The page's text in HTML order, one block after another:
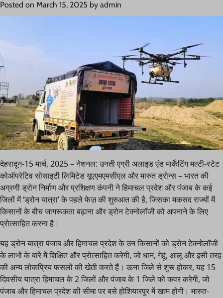
Posted on March 15, 2025 by admin
देहरादून-15 मार्च, 2025 – नेशनल: उनती एग्री अलाइड एंड मार्केटिंग मल्टी-स्टेट
कोऑपरेटिव सोसाइटी लिमिटेड यूएएमएमसीएल और मारुत ड्रोन्स – भारत की
अग्रणी ड्रोन निर्माण और प्रशिक्षण कंपनी ने हिमाचल प्रदेश और पंजाब के कई
जिलों में ‘ड्रोन यात्रा’ के पहले फेज़ की शुरुआत की है, जिसका मकसद राज्यों में
किसानों के बीच जागरूकता बढ़ाना और ड्रोन टेक्नोलॉजी को अपनाने के लिए
प्रोत्साहित करना है।
यह ड्रोन यात्रा पंजाब और हिमाचल प्रदेश के उन किसानों को ड्रोन टेक्नोलॉजी
के लाभों के बारे में शिक्षित और प्रोत्साहित करेगी, जो धान, गेहूं, आलू और इसी तरह
की अन्य लोकप्रिय फसलों की खेती करते हैं। ऊना जिले से शुरू होकर, यह 15
दिवसीय यात्रा हिमाचल के 2 जिलों और पंजाब के 1 जिले को कवर करेगी, जो
पंजाब और हिमाचल प्रदेश की सीमा पर बसे होशियारपुर में खत्म होगी। मारुत-